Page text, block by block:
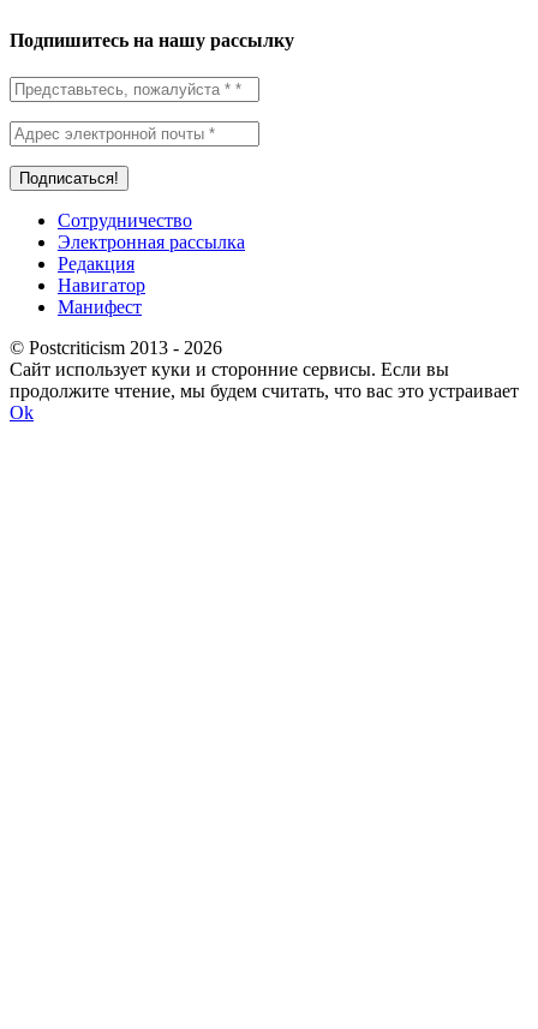
Подпишитесь на нашу рассылку
Сотрудничество
Электронная рассылка
Редакция
Навигатор
Манифест
© Postcriticism 2013 - 2026
Сайт использует куки и сторонние сервисы. Если вы
продолжите чтение, мы будем считать, что вас это устраивает
Ok